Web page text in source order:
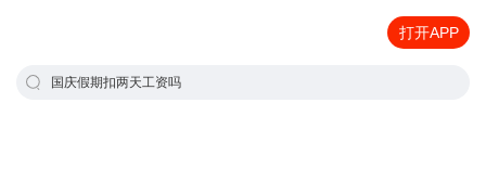
打开APP
国庆假期扣两天工资吗